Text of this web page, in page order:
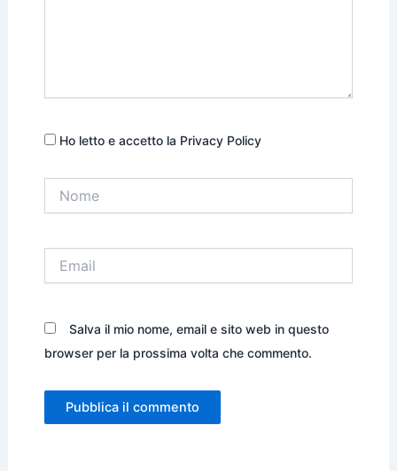
Ho letto e accetto la Privacy Policy
Salva il mio nome, email e sito web in questo
browser per la prossima volta che commento.